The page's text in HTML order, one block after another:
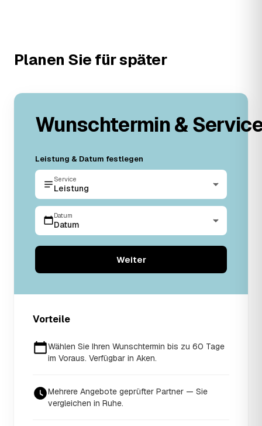
Planen Sie für später
Wunschtermin &
Leistung & Datum festlegen
Service
Leistung
Datum
Datum
Weiter
Vorteile
Wählen Sie Ihren Wunschtermin bis zu 60 Tage
im Voraus. Verfügbar in Aken.
Mehrere Angebote geprüfter Partner — Sie
vergleichen in Ruhe.